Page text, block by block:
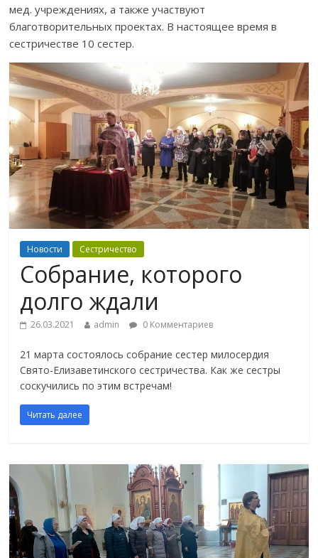
мед. учреждениях, а также участвуют
благотворительных проектах. В настоящее время в
сестричестве 10 сестер.
Новости Сестричество
Собрание, которого
долго ждали
26.03.2021 admin 0 Комментариев
21 марта состоялось собрание сестер милосердия
Свято-Елизаветинского сестричества. Как же сестры
соскучились по этим встречам!
Читать далее